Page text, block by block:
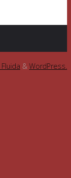
Fluida & WordPress.